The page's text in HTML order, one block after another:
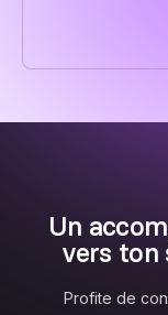
Un
vers ton
Profite de